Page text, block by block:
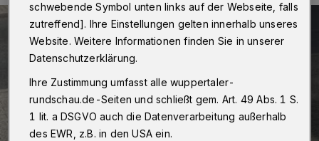
schwebende Symbol unten links auf der Webseite, falls
zutreffend]. Ihre Einstellungen gelten innerhalb unseres
Website. Weitere Informationen finden Sie in unserer
Datenschutzerklärung.
Ihre Zustimmung umfasst alle wuppertaler-
rundschau.de-Seiten und schließt gem. Art. 49 Abs. 1 S.
1 lit. a DSGVO auch die Datenverarbeitung außerhalb
des EWR, z.B. in den USA ein.